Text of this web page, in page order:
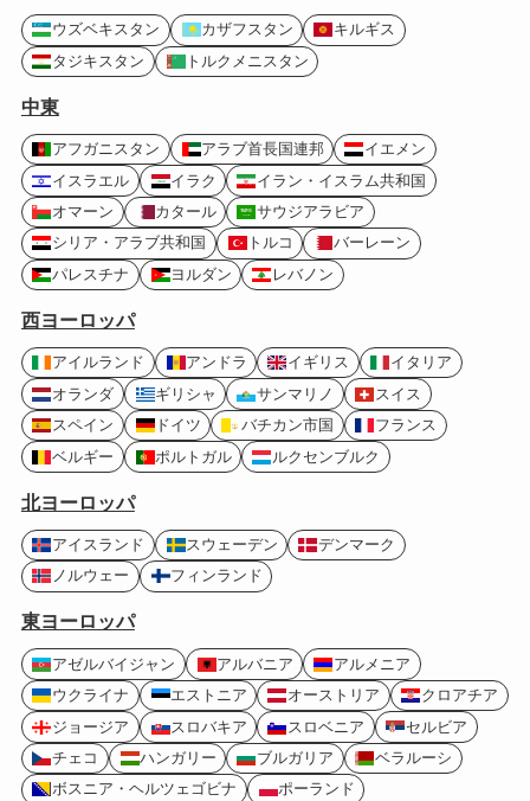
ウズベキスタン カザフスタン
キルギス
タジキスタン
トルクメニスタン
中東
アフガニスタン アラブ首長国連邦
イエメン
イスラエル
イラク
イラン・イスラム共和国
オマーン
カタール
サウジアラビア
シリア・アラブ共和国
トルコ
バーレーン
パレスチナ
ヨルダン レバノン
西ヨーロッパ
アイルランド アンドラ イギリス
イタリア
オランダ
ギリシャ サンマリノ
スイス
スペイン
ドイツ バチカン市国
フランス
ベルギー
ポルトガル ルクセンブルク
北ヨーロッパ
アイスランド スウェーデン
デンマーク
ノルウェー
フィンランド
東ヨーロッパ
アゼルバイジャン アルバニア
アルメニア
ウクライナ
エストニア オーストリア
クロアチア
ジョージア
スロバキア スロベニア
セルビア
チェコ
ハンガリー ブルガリア
ベラルーシ
ボスニア・ヘルツェゴビナ
ポーランド